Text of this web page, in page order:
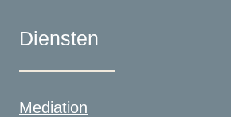
Diensten
Mediation